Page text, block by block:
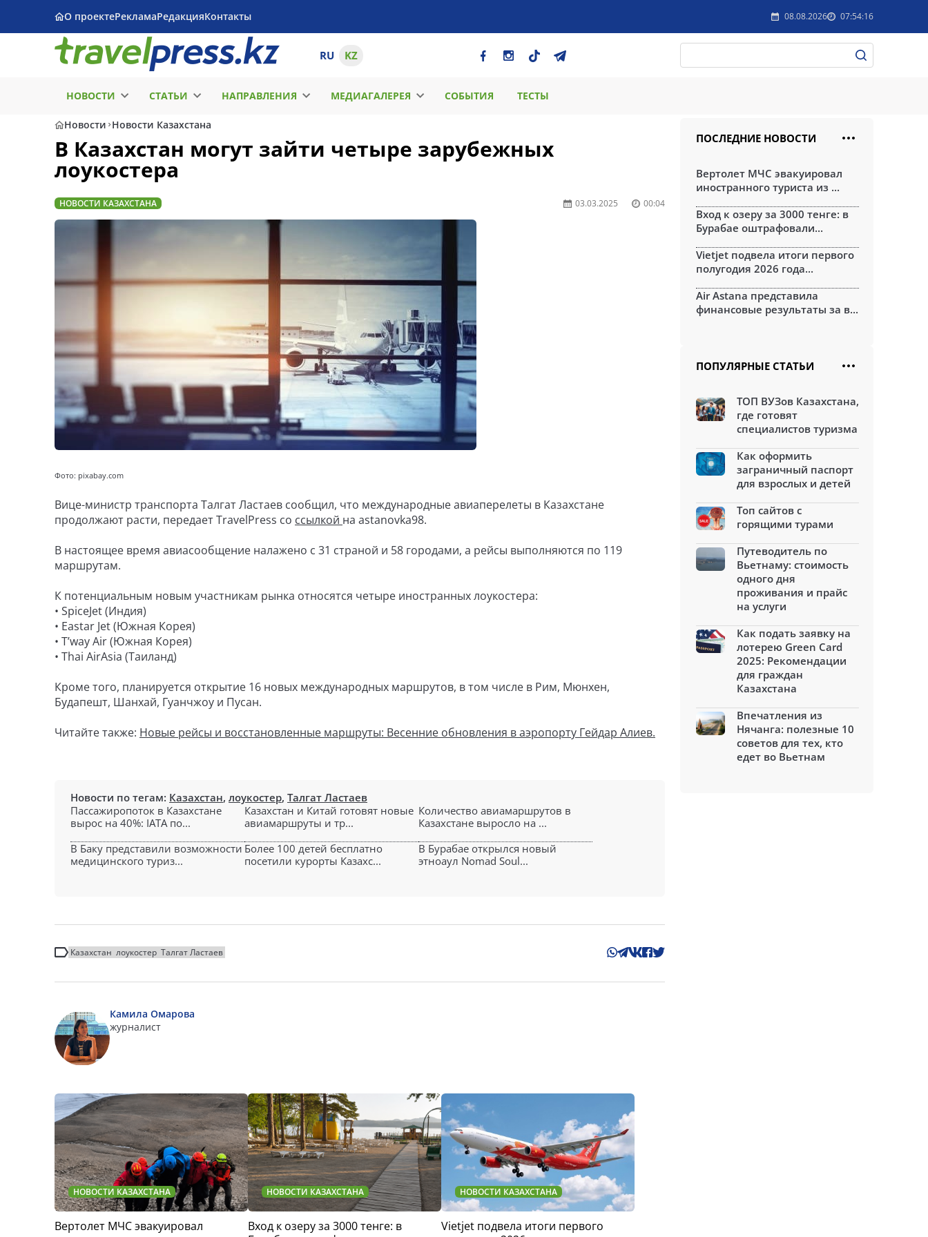
О проектеРекламаРедакцияКонтакты 08.08.2026 07:54:16
RU KZ
НОВОСТИ СТАТЬИ НАПРАВЛЕНИЯ МЕДИАГАЛЕРЕЯ СОБЫТИЯ ТЕСТЫ
Новости Новости Казахстана
В Казахстан могут зайти четыре зарубежных
лоукостера
НОВОСТИ КАЗАХСТАНА 03.03.2025 00:04
Фото: pixabay.com
Вице-министр транспорта Талгат Ластаев сообщил, что международные авиаперелеты в Казахстане
продолжают расти, передает TravelPress со ссылкой на astanovka98.
В настоящее время авиасообщение налажено с 31 страной и 58 городами, а рейсы выполняются по 119
маршрутам.
К потенциальным новым участникам рынка относятся четыре иностранных лоукостера:
• SpiceJet (Индия)
• Eastar Jet (Южная Корея)
• T’way Air (Южная Корея)
• Thai AirAsia (Таиланд)
Кроме того, планируется открытие 16 новых международных маршрутов, в том числе в Рим, Мюнхен,
Будапешт, Шанхай, Гуанчжоу и Пусан.
Читайте также: Новые рейсы и восстановленные маршруты: Весенние обновления в аэропорту Гейдар Алиев.
Новости по тегам: Казахстан, лоукостер, Талгат Ластаев
Пассажиропоток в Казахстане
вырос на 40%: IATA по...
Казахстан и Китай готовят новые
авиамаршруты и тр...
Количество авиамаршрутов в
Казахстане выросло на ...
В Баку представили возможности
медицинского туриз...
Более 100 детей бесплатно
посетили курорты Казахс...
В Бурабае открылся новый
этноаул Nomad Soul...
Казахстан лоукостер Талгат Ластаев
Камила Омарова
журналист
НОВОСТИ КАЗАХСТАНА
Вертолет МЧС эвакуировал
НОВОСТИ КАЗАХСТАНА
Вход к озеру за 3000 тенге: в
НОВОСТИ КАЗАХСТАНА
Vietjet подвела итоги первого
ПОСЛЕДНИЕ НОВОСТИ
Вертолет МЧС эвакуировал
иностранного туриста из ...
Вход к озеру за 3000 тенге: в
Бурабае оштрафовали...
Vietjet подвела итоги первого
полугодия 2026 года...
Air Astana представила
финансовые результаты за в...
ПОПУЛЯРНЫЕ СТАТЬИ
ТОП ВУЗов Казахстана,
где готовят
специалистов туризма
Как оформить
заграничный паспорт
для взрослых и детей
Топ сайтов с
горящими турами
Путеводитель по
Вьетнаму: стоимость
одного дня
проживания и прайс
на услуги
Как подать заявку на
лотерею Green Card
2025: Рекомендации
для граждан
Казахстана
Впечатления из
Нячанга: полезные 10
советов для тех, кто
едет во Вьетнам